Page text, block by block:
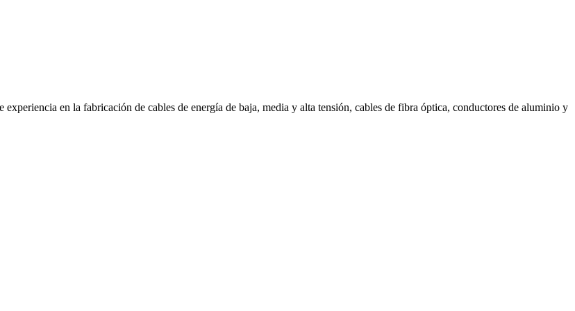
en la fabricación de cables de energía de baja, media y alta tensión, cables de fibra óptica, conductores de aluminio y